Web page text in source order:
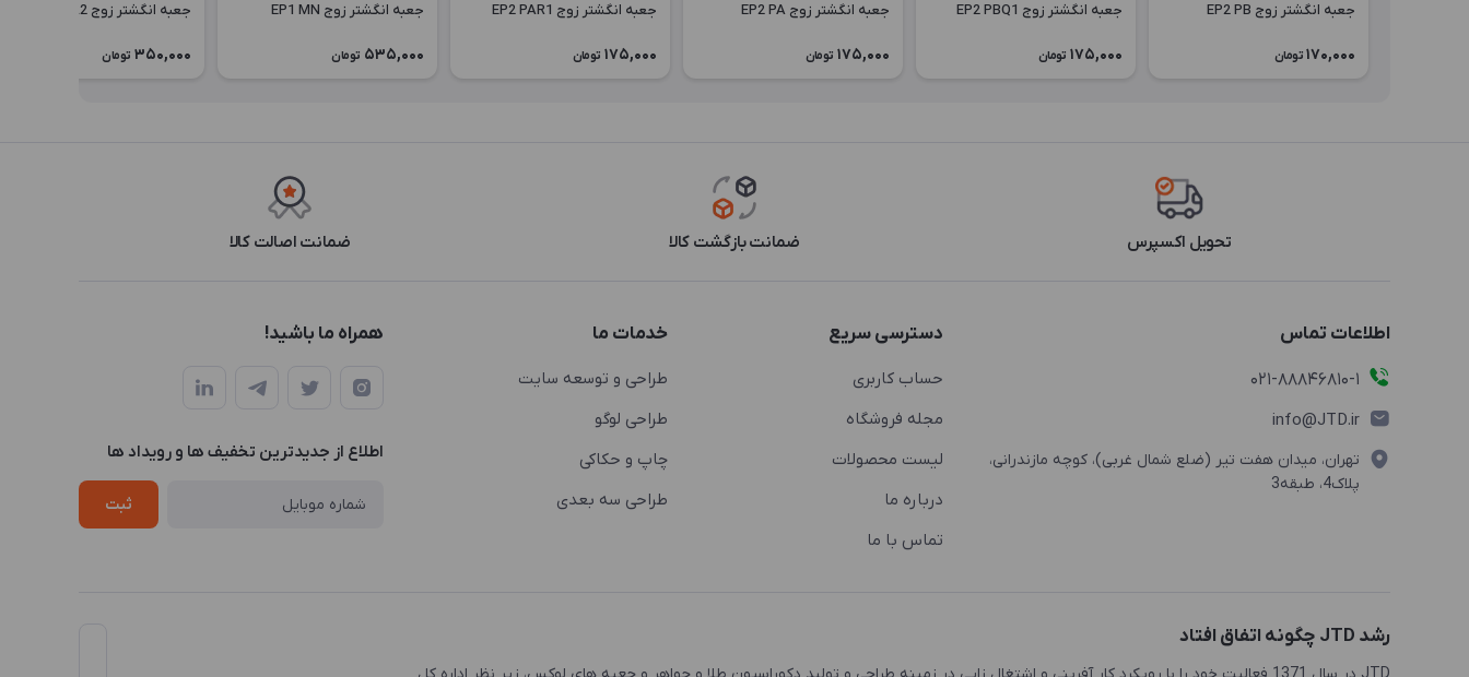
جعبه انگشتر زوج EP2 PB
170,000 تومان
جعبه انگشتر زوج EP2 PBQ1
175,000 تومان
جعبه انگشتر زوج EP2 PA
175,000 تومان
جعبه انگشتر زوج EP2 PAR1
175,000 تومان
جعبه انگشتر زوج EP1 MN
535,000 تومان
جعبه انگشتر زوج EP2 LYL2
350,000 تومان
تحویل اکسپرس ضمانت بازگشت کالا ضمانت اصالت کالا
اطلاعات تماس
021-88846810-1
info@JTD.ir
تهران، میدان هفت تیر (ضلع شمال غربی)، کوچه مازندرانی،
پلاک4، طبقه3
دسترسی سریع
حساب کاربری
مجله فروشگاه
لیست محصولات
درباره ما
تماس با ما
خدمات ما
طراحی و توسعه سایت
طراحی لوگو
چاپ و حکاکی
طراحی سه بعدی
همراه ما باشید!
اطلاع از جدیدترین تخفیف ها و رویداد ها
ثبت
رشد JTD چگونه اتفاق افتاد